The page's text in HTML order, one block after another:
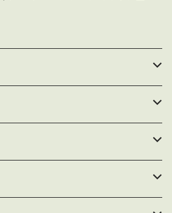
ジャケ/盤：B/C+ (国内盤) *盤は小キズ多
説明の見方】About 画面にてご確認くだ